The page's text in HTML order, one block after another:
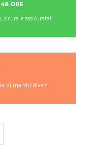
ORE
sicura e assicurata!
di marchi diversi.